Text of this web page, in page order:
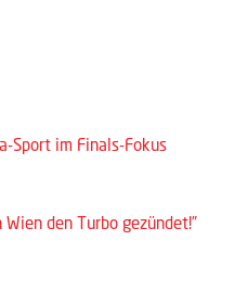
Sport im Finals-Fokus
Wien den Turbo gezündet!”